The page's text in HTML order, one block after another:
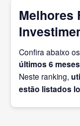
Melhores
Confira abaixo
últimos 6
Neste ranking,
estão listados